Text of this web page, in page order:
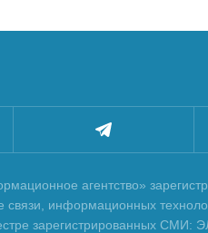
агентство»
связи, информационных
зарегистрированных